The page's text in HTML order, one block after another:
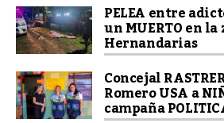
PELEA entre
un MUERTO en la
Hernandarias
Concejal
Romero USA a
campaña